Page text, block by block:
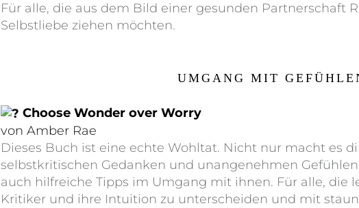
Für alle, die aus dem Bild einer gesunden Partnerschaft
Selbstliebe ziehen möchten.
UMGANG MIT
Choose Wonder over Worry
von Amber Rae
Dieses Buch ist eine echte Wohltat. Nicht nur macht es
selbstkritischen Gedanken und unangenehmen
auch hilfreiche Tipps im Umgang mit ihnen. Für alle, die
Kritiker und ihre Intuition zu unterscheiden und mit